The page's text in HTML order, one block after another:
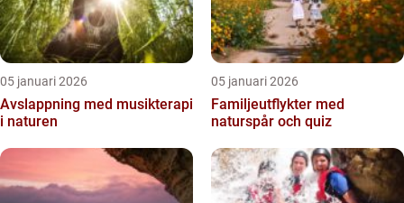
05 januari 2026
Avslappning med musikterapi
i naturen
05 januari 2026
Familjeutflykter med
naturspår och quiz